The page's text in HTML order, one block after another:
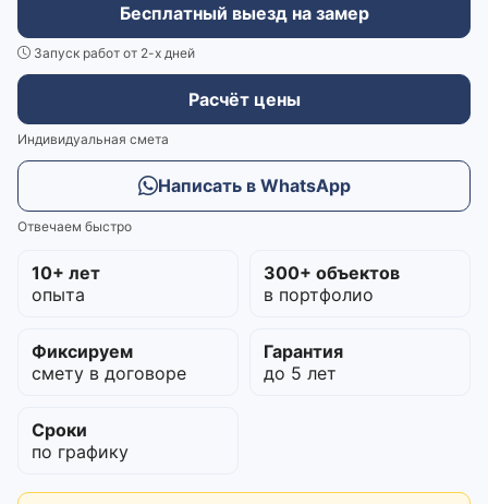
Бесплатный выезд на замер
Запуск работ от 2-х дней
Расчёт цены
Индивидуальная смета
Написать в WhatsApp
Отвечаем быстро
10+ лет
опыта
300+ объектов
в портфолио
Фиксируем
смету в договоре
Гарантия
до 5 лет
Сроки
по графику